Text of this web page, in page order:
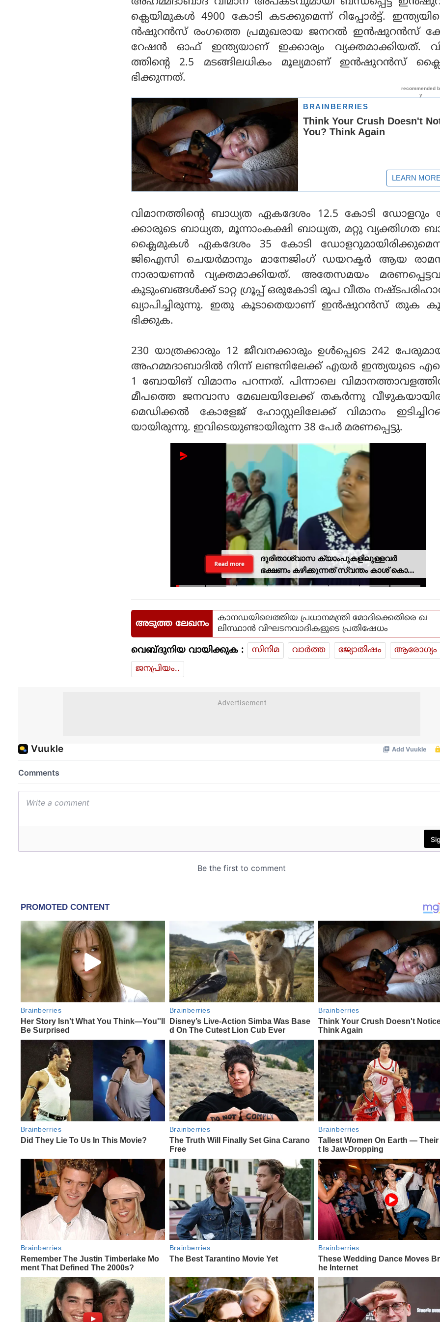
ക്ലെയിമുകള്‍ 4900 കോടി കടക്കുമെന്ന് റിപ്പോര്‍ട്ട്.
ന്‍ഷുറന്‍സ് രംഗത്തെ പ്രമുഖരായ ജനറല്‍ ഇന്‍ഷുറന്‍സ്
റേഷന്‍ ഓഫ് ഇന്ത്യയാണ് ഇക്കാര്യം വ്യക്തമാക്കിയത്.
ത്തിന്റെ 2.5 മടങ്ങിലധികം മൂല്യമാണ് ഇന്‍ഷുറന്‍സ്
ഭിക്കുന്നത്.
വിമാനത്തിന്റെ ബാധ്യത ഏകദേശം 12.5 കോടി ഡോളറും
ക്കാരുടെ ബാധ്യത, മൂന്നാംകക്ഷി ബാധ്യത, മറ്റു വ്യക്തിഗത
ക്ലൈമുകള്‍ ഏകദേശം 35 കോടി
ജിഐസി ചെയര്‍മാനും മാനേജിംഗ് ഡയറക്ടര്‍ ആയ
നാരായണന്‍ വ്യക്തമാക്കിയത്. അതേസമയം
കുടുംബങ്ങള്‍ക്ക് ടാറ്റ ഗ്രൂപ്പ് ഒരുകോടി രൂപ വീതം
ഖ്യാപിച്ചിരുന്നു. ഇതു കൂടാതെയാണ് ഇന്‍ഷുറന്‍സ് തുക
ഭിക്കുക.
230 യാത്രക്കാരും 12 ജീവനക്കാരും ഉള്‍പ്പെടെ 242
അഹമ്മദാബാദില്‍ നിന്ന് ലണ്ടനിലേക്ക് എയര്‍ ഇന്ത്യയുടെ
1 ബോയിങ് വിമാനം പറന്നത്. പിന്നാലെ
മീപത്തെ ജനവാസ മേഖലയിലേക്ക് തകര്‍ന്നു
മെഡിക്കല്‍ കോളേജ് ഹോസ്റ്റലിലേക്ക് വിമാനം
യായിരുന്നു. ഇവിടെയുണ്ടായിരുന്ന 38 പേര്‍ മരണപ്പെട്ടു.
ദുരിതാശ്വാസ ക്യാംപുകളിലുള്ളവർ
ഭക്ഷണം കഴിക്കുന്നത് സ്വന്തം കാശ് കൊണ്ട്
വാങ്ങി; ദുരിതക്കയം
Read more
അടുത്ത ലേഖനം
കാനഡയിലെത്തിയ പ്രധാനമന്ത്രി മോദിക്കെതിരെ ഖ
ലിസ്ഥാൻ വിഘടനവാദികളുടെ പ്രതിഷേധം
വെബ്ദുനിയ വായിക്കുക : സിനിമ വാര്‍ത്ത ജ്യോതിഷം
ആരോഗ്യം
ജനപ്രിയം..